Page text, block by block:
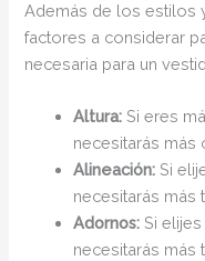
Además de los estilos
factores a considerar
necesaria para un
Altura: Si eres
necesitarás más
Alineación: Si
necesitarás más
Adornos: Si
necesitarás más